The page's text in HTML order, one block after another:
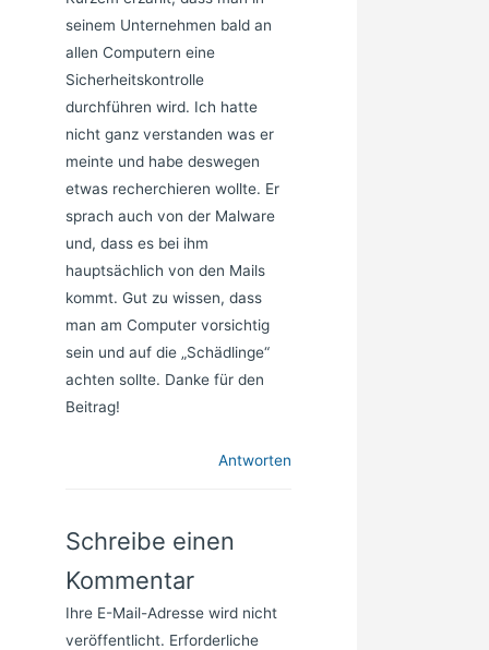
seinem Unternehmen bald an
allen Computern eine
Sicherheitskontrolle
durchführen wird. Ich hatte
nicht ganz verstanden was er
meinte und habe deswegen
etwas recherchieren wollte. Er
sprach auch von der Malware
und, dass es bei ihm
hauptsächlich von den Mails
kommt. Gut zu wissen, dass
man am Computer vorsichtig
sein und auf die „Schädlinge“
achten sollte. Danke für den
Beitrag!
Antworten
Schreibe einen
Kommentar
Ihre E-Mail-Adresse wird nicht
veröffentlicht. Erforderliche